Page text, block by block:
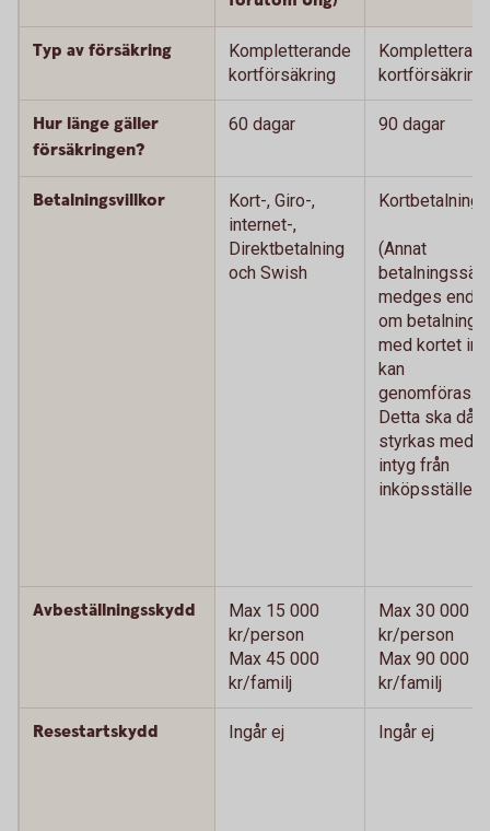
Typ av försäkring
Kompletterande
kortförsäkring
kortförsäkring
Hur länge gäller
försäkringen?
60 dagar 90 dagar
Betalningsvillkor
Kort-, Giro-,
internet-,
Direktbetalning
och Swish
Kortbetalning
(Annat
betalningssätt
medges
om betalning
med kortet
kan
genomföras.
Detta ska då
styrkas med
intyg från
inköpsstället.)
Avbeställningsskydd
Max 15 000
kr/person
Max 45 000
kr/familj
Max 30 000
kr/person
Max 90 000
kr/familj
Resestartskydd Ingår ej Ingår ej